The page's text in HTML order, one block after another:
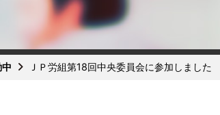
ＪＰ労組第18回中央委員会に参加しました